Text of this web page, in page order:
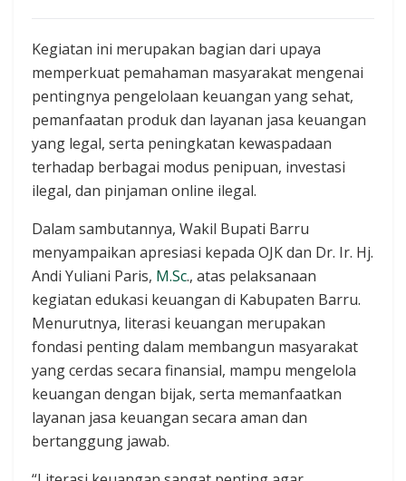
Kegiatan ini merupakan bagian dari upaya
memperkuat pemahaman masyarakat mengenai
pentingnya pengelolaan keuangan yang sehat,
pemanfaatan produk dan layanan jasa keuangan
yang legal, serta peningkatan kewaspadaan
terhadap berbagai modus penipuan, investasi
ilegal, dan pinjaman online ilegal.
Dalam sambutannya, Wakil Bupati Barru
menyampaikan apresiasi kepada OJK dan Dr. Ir. Hj.
Andi Yuliani Paris, M.Sc., atas pelaksanaan
kegiatan edukasi keuangan di Kabupaten Barru.
Menurutnya, literasi keuangan merupakan
fondasi penting dalam membangun masyarakat
yang cerdas secara finansial, mampu mengelola
keuangan dengan bijak, serta memanfaatkan
layanan jasa keuangan secara aman dan
bertanggung jawab.